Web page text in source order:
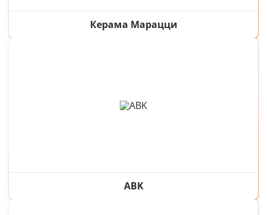
Керама Марацци
ABK